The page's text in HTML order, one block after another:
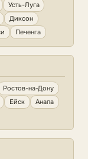
Усть-Луга
Диксон
Печенга
Ростов-на-Дону
Ейск
Анапа